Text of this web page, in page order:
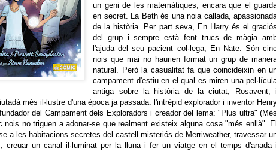
un geni de les matemàtiques, encara que el
en secret. La Beth és una noia callada,
de la història. Per part seva, En Harry és el graciós
del grup i sempre està fent trucs de màgia
l'ajuda del seu pacient col·lega, En Nate. Són cinc
nois que mai no haurien format un grup de
natural. Però la casualitat fa que coincideixin en
campament d'estiu en el qual es miren una
antiga sobre la història de la ciutat, Rosavent, i
més il·lustre d'una època ja passada: l'intrèpid explorador i inventor
del Campament dels Exploradors i creador del lema: "Plus ultra" (Més
nois no triguen a adonar-se que realment existeix alguna cosa "més enllà". El
a les habitacions secretes del castell misteriós de Merriweather, travessar
creuar un canal il·luminat per la lluna i fer un viatge en el temps d'anada i